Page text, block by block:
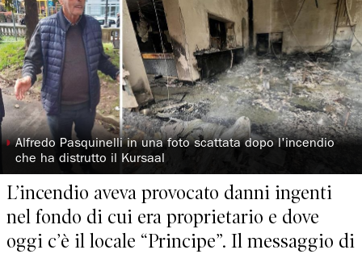
◗Alfredo Pasquinelli in una foto scattata dopo l'incendio
che ha distrutto il Kursaal
L’incendio aveva provocato danni ingenti
nel fondo di cui era proprietario e dove
oggi c’è il locale “Principe”. Il messaggio di